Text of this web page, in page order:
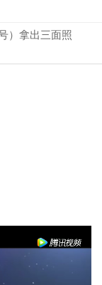
）拿出三面照